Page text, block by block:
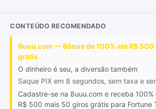
CONTEÚDO RECOMENDADO
8uuu.com — Bônus de 100% até R$
grátis
O dinheiro é seu, a diversão também
Saque PIX em 8 segundos, sem taxa e
Cadastre-se na 8uuu.com e receba
R$ 500 mais 50 giros grátis para Fortune